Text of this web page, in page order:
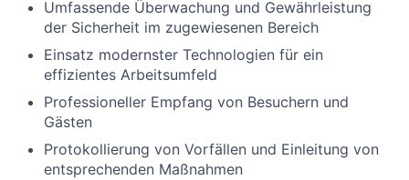
Umfassende Überwachung und Gewährleistung
der Sicherheit im zugewiesenen Bereich
Einsatz modernster Technologien für ein
effizientes Arbeitsumfeld
Professioneller Empfang von Besuchern und
Gästen
Protokollierung von Vorfällen und Einleitung von
entsprechenden Maßnahmen